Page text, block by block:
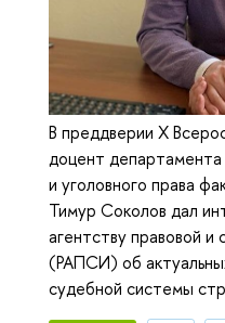
В преддверии X
доцент
и уголовного права
Тимур Соколов дал
агентству правовой
(РАПСИ) об
судебной системы